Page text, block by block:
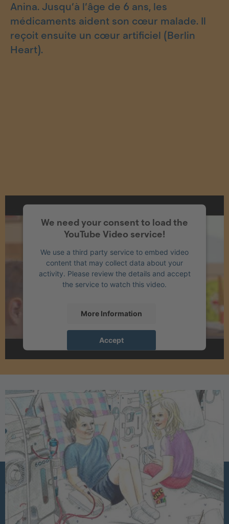
Anina. Jusqu’à l’âge de 6 ans, les
médicaments aident son cœur malade. Il
reçoit ensuite un cœur artificiel (Berlin
Heart).
We need your consent to load the
YouTube Video service!
We use a third party service to embed video
content that may collect data about your
activity. Please review the details and accept
the service to watch this video.
More Information
Accept
powered byUsercentrics Consent